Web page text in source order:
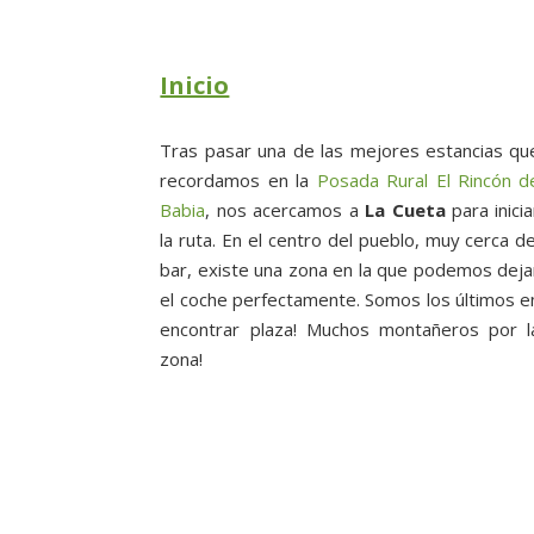
Inicio
Tras pasar una de las mejores estancias
recordamos en la Posada Rural El Rincón
Babia, nos acercamos a La Cuetapara
la ruta. En el centro del pueblo, muy cerca
bar, existe una zona en la que podemos
el coche perfectamente. Somos los últimos
encontrar plaza! Muchos montañeros por
zona!